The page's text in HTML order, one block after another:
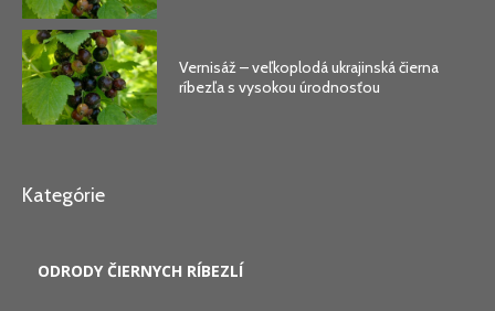
Vernisáž – veľkoplodá ukrajinská čierna
ríbezľa s vysokou úrodnosťou
Kategórie
ODRODY ČIERNYCH RÍBEZLÍ